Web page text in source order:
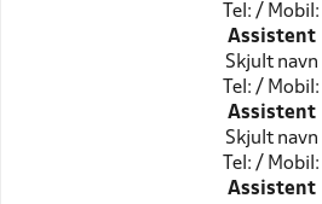
Tel: / Mobil:
Assistent
Skjult navn
Tel: / Mobil:
Assistent
Skjult navn
Tel: / Mobil:
Assistent